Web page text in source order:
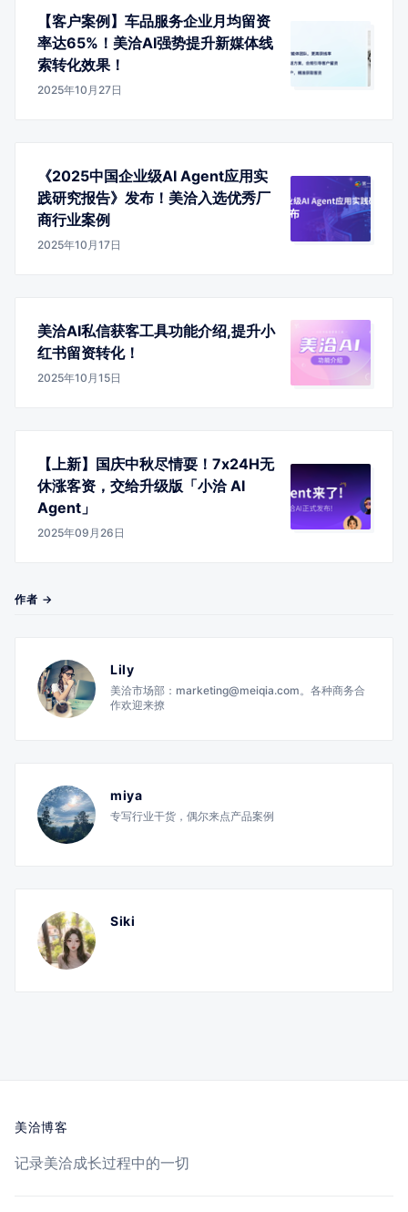
【客户案例】车品服务企业月均留资
率达65%！美洽AI强势提升新媒体线
索转化效果！
2025年10月27日
《2025中国企业级AI Agent应用实
践研究报告》发布！美洽入选优秀厂
商行业案例
2025年10月17日
美洽AI私信获客工具功能介绍,提升小
红书留资转化！
2025年10月15日
【上新】国庆中秋尽情耍！7x24H无
休涨客资，交给升级版「小洽 AI
Agent」
2025年09月26日
作者 →
Lily
美洽市场部：marketing@meiqia.com。各种商务合
作欢迎来撩
miya
专写行业干货，偶尔来点产品案例
Siki
美洽博客
记录美洽成长过程中的一切